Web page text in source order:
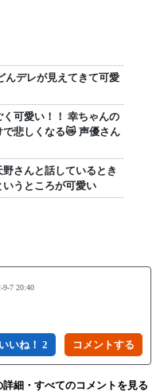
んデレが見えてきて可愛
可愛い！！ 幸ちゃんの
悲しくなる😿 声優さん
さんと話しているとき
うところが可愛い
9-7 20:40
いいね！ 2
詳細・すべてのコメントを見る